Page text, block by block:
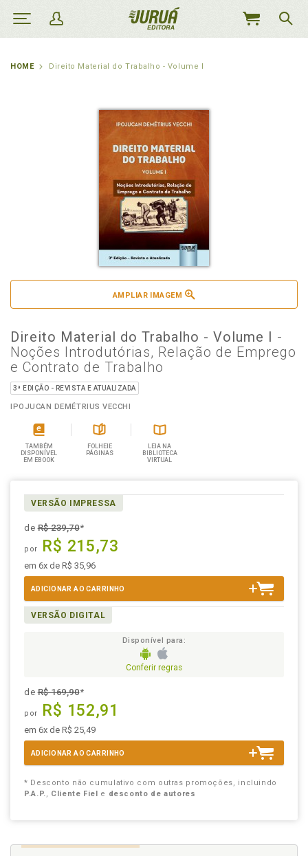
MEU
HOME Direito Material do Trabalho - Volume I
AMPLIAR IMAGEM
Direito Material do Trabalho - Volume I -
Noções Introdutórias, Relação de Emprego
e Contrato de Trabalho
3ª EDIÇÃO - REVISTA E ATUALIZADA
IPOJUCAN DEMÉTRIUS VECCHI
TAMBÉM
DISPONÍVEL
EM EBOOK
FOLHEIE
PÁGINAS
LEIA NA
BIBLIOTECA
VIRTUAL
VERSÃO IMPRESSA
deR$ 239,70*
por R$ 215,73
em 6x de R$ 35,96
ADICIONAR AO CARRINHO
VERSÃO DIGITAL
Disponível para:
Conferir regras
deR$ 169,90*
por R$ 152,91
em 6x de R$ 25,49
ADICIONAR AO CARRINHO
* Desconto não cumulativo com outras promoções, incluindo
P.A.P., Cliente Fiel e desconto de autores